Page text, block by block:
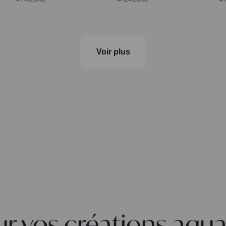
Voir plus